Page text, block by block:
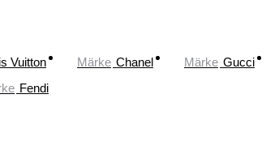
Vuitton Märke Chanel Märke Gucci
Fendi